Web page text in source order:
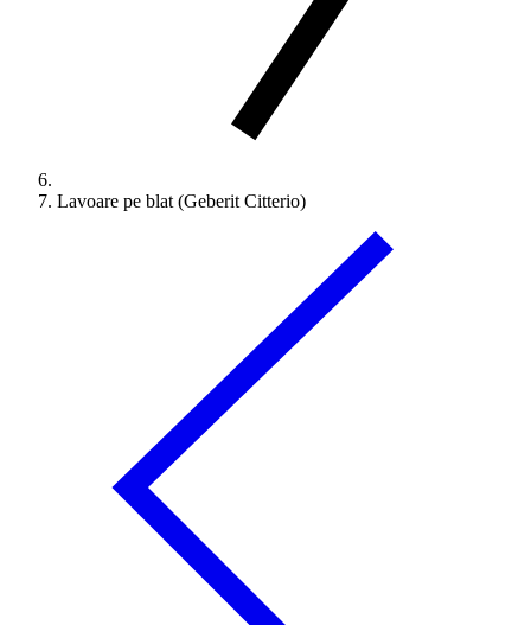
Lavoare pe blat (Geberit Citterio)